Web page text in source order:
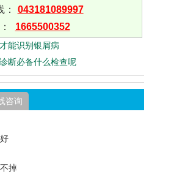
043181089997
1665500352
能识别银屑病
断必备什么检查呢
咨询
掉